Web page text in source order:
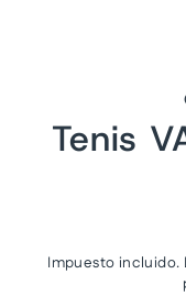
Tenis
Impuesto incluido.